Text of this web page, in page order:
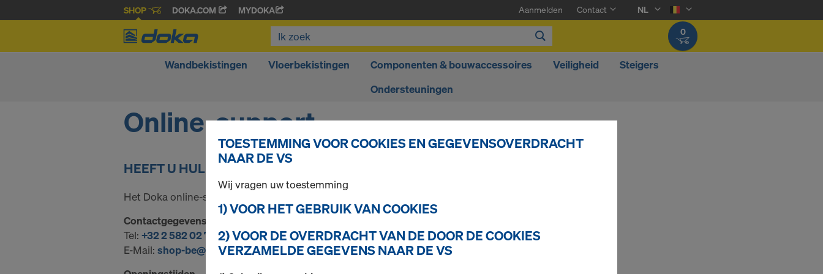
SHOP DOKA.COM MYDOKA Aanmelden Contact
NL
0
Wandbekistingen Vloerbekistingen Componenten & bouwaccessoires Veiligheid
Steigers
Ondersteuningen
Online-support
HEEFT U HULP NODIG?
Het Doka online-serviceteam is u graag van dienst.
Contactgegevens
Tel: ​ +32 2 582 02 70
E-Mail: shop-be@doka.com
TOESTEMMING VOOR COOKIES EN GEGEVENSOVERDRACHT
NAAR DE VS
Wij vragen uw toestemming
1) VOOR HET GEBRUIK VAN COOKIES
2) VOOR DE OVERDRACHT VAN DE DOOR DE COOKIES
VERZAMELDE GEGEVENS NAAR DE VS